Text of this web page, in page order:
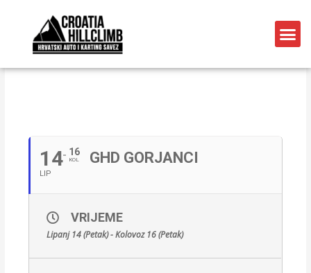
14
LIP
16
KOL GHD GORJANCI
VRIJEME
Lipanj 14 (Petak) - Kolovoz 16 (Petak)